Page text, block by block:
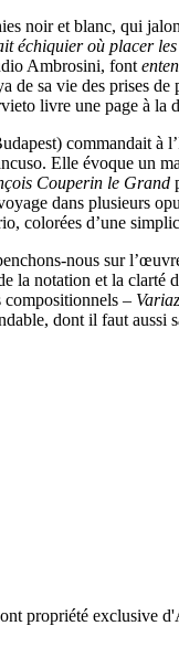
noir et blanc, qui
échiquier où placer
Ambrosini, font
de sa vie des prises
livre une page à la
commandait à
Elle évoque un
Couperin le Grand
dans plusieurs
colorées d’une
nous sur
la notation et la
compositionnels –
dont il faut aussi
propriété exclusive